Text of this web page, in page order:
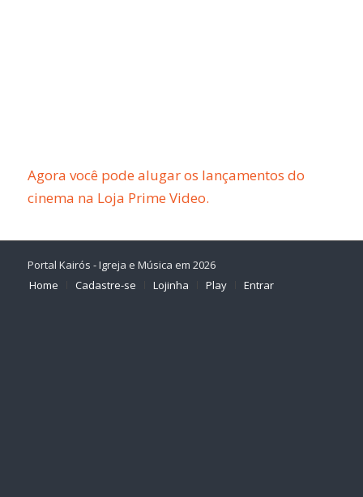
Agora você pode alugar os lançamentos do
cinema na Loja Prime Video.
Portal Kairós - Igreja e Música em 2026
Home
Cadastre-se Lojinha Play Entrar